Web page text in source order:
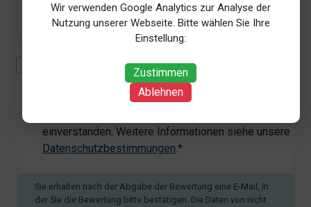
Wir verwenden Google Analytics zur Analyse der
Nutzung unserer Webseite. Bitte wählen Sie Ihre
Einstellung:
Zustimmen
Ablehnen
Mit der Erhebung, Verarbeitung und Nutzung meiner
personenbezogenen Daten (Angaben, Datum und
Uhrzeit der Bewertungsabgabe, Referrer-URL) zum
einverstanden. Weitere Informationen siehe unsere
Datenschutzbestimmungen.*
Sie erhalten nach der Abgabe der Bewertung eine E-Mail, in
der Sie die Bewertung bitte bestätigen. Die Daten von nicht